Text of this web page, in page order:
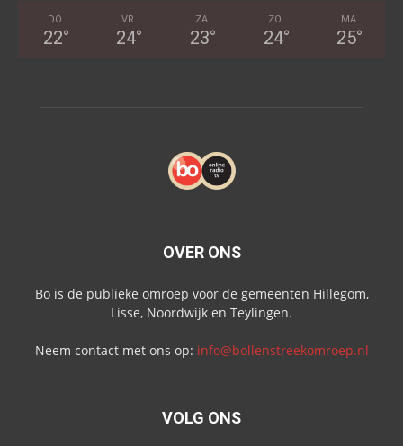
DO
22°
VR
24°
ZA
23°
ZO
24°
MA
25°
OVER ONS
Bo is de publieke omroep voor de gemeenten Hillegom,
Lisse, Noordwijk en Teylingen.
Neem contact met ons op: info@bollenstreekomroep.nl
VOLG ONS